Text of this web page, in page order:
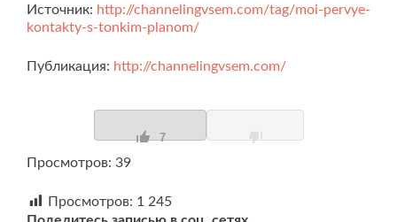
Источник: http://channelingvsem.com/tag/moi-pervye-
kontakty-s-tonkim-planom/
Публикация: http://channelingvsem.com/
7
Просмотров: 39
Просмотров: 1 245